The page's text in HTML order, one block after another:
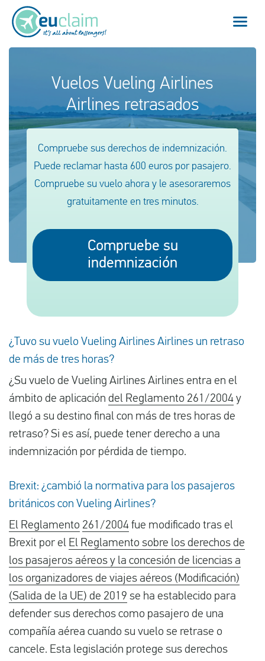
Comprobar la compensación
Sobre nosotros
Póngase en contacto con
Español
Vuelo cancelado
Vuelo retrasado
Conexión perdida
Embarque denegado
Nuestro servicio
Vuelos Vueling Airlines
Airlines retrasados
Compruebe sus derechos de indemnización.
Puede reclamar hasta 600 euros por pasajero.
Compruebe su vuelo ahora y le asesoraremos
gratuitamente en tres minutos.
Compruebe su
indemnización
¿Tuvo su vuelo Vueling Airlines Airlines un retraso
de más de tres horas?
¿Su vuelo de Vueling Airlines Airlines entra en el
ámbito de aplicación del Reglamento 261/2004 y
llegó a su destino final con más de tres horas de
retraso? Si es así, puede tener derecho a una
indemnización por pérdida de tiempo.
Brexit: ¿cambió la normativa para los pasajeros
británicos con Vueling Airlines?
El Reglamento 261/2004 fue modificado tras el
Brexit por el El Reglamento sobre los derechos de
los pasajeros aéreos y la concesión de licencias a
los organizadores de viajes aéreos (Modificación)
(Salida de la UE) de 2019 se ha establecido para
defender sus derechos como pasajero de una
compañía aérea cuando su vuelo se retrase o
cancele. Esta legislación protege sus derechos